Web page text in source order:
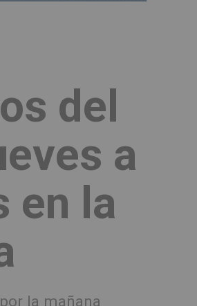
del
a
en la
la mañana